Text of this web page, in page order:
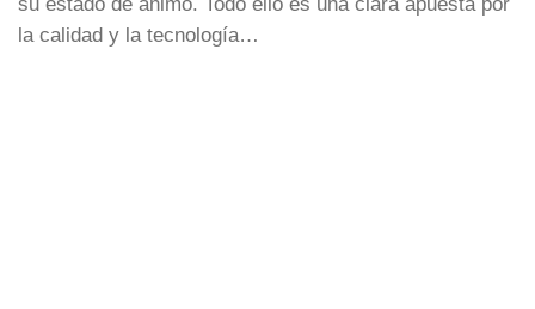
la calidad y la tecnología…